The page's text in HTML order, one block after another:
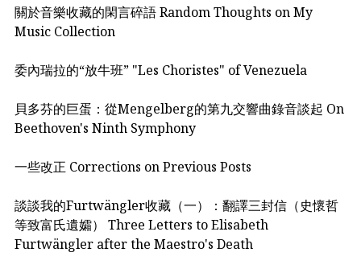
關於音樂收藏的閑言碎語 Random Thoughts on My
Music Collection
委內瑞拉的“放牛班” "Les Choristes" of Venezuela
貝多芬的巨蛋：從Mengelberg的第九交響曲錄音談起 On
Beethoven's Ninth Symphony
一些改正 Corrections on Previous Posts
談談我的Furtwängler收藏（一）：翻譯三封信（史懷哲
等致富氏遺孀） Three Letters to Elisabeth
Furtwängler after the Maestro's Death